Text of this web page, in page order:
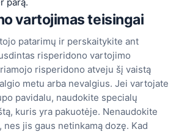
vartojimasteisingai
patarimų ir perskaitykite ant
risperidono vartojimo
risperidono atveju šį vaistą
metu arba nevalgius. Jei vartojate
pavidalu, naudokite specialų
kuris yra pakuotėje. Nenaudokite
nes jis gaus netinkamą dozę. Kad